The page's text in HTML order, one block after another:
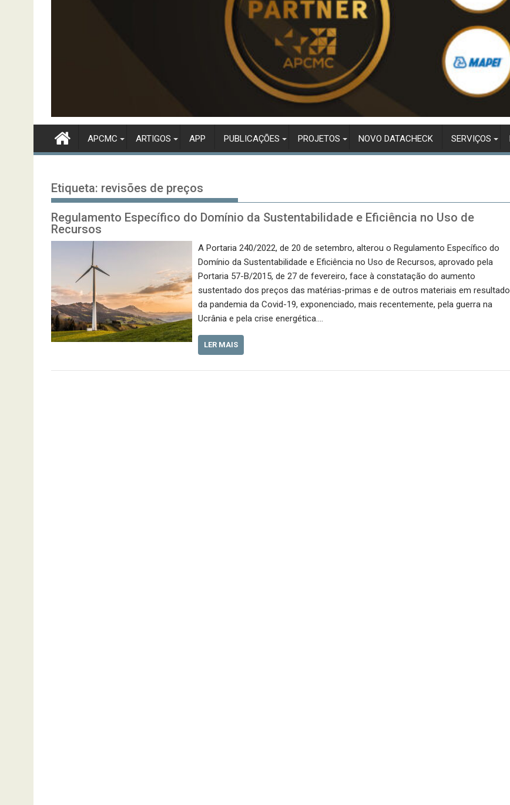
APCMC ARTIGOS APP PUBLICAÇÕES PROJETOS NOVO DATACHECK SERVIÇOS
Etiqueta: revisões de preços
Regulamento Específico do Domínio da Sustentabilidade e Eficiência no Uso de
Recursos
A Portaria 240/2022, de 20 de setembro, alterou o Regulamento Específico do
Domínio da Sustentabilidade e Eficiência no Uso de Recursos, aprovado pela
Portaria 57-B/2015, de 27 de fevereiro, face à constatação do aumento
sustentado dos preços das matérias-primas e de outros materiais em resultado
da pandemia da Covid-19, exponenciado, mais recentemente, pela guerra na
Ucrânia e pela crise energética.…
LER MAIS